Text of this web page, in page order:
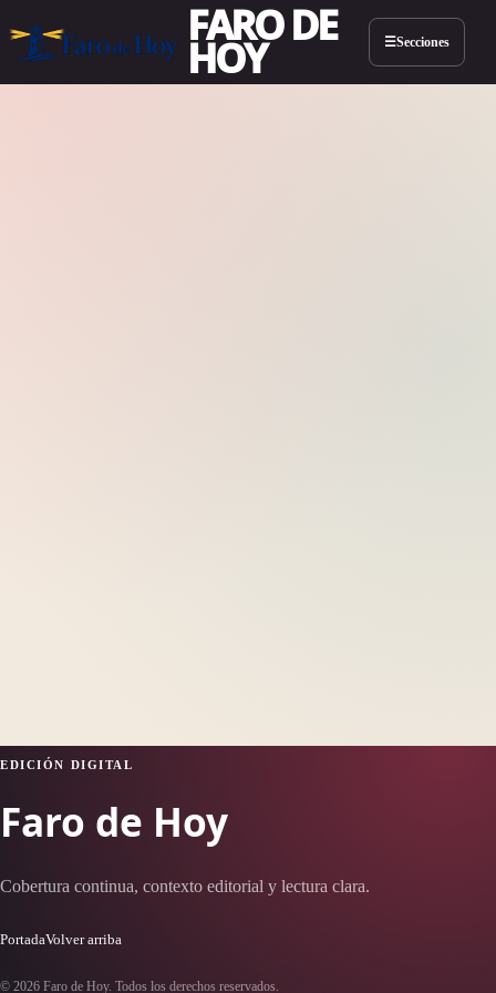
FARO DE
HOY ☰Secciones
EDICIÓN DIGITAL
Faro de Hoy
Cobertura continua, contexto editorial y lectura clara.
PortadaVolver arriba
© 2026 Faro de Hoy. Todos los derechos reservados.